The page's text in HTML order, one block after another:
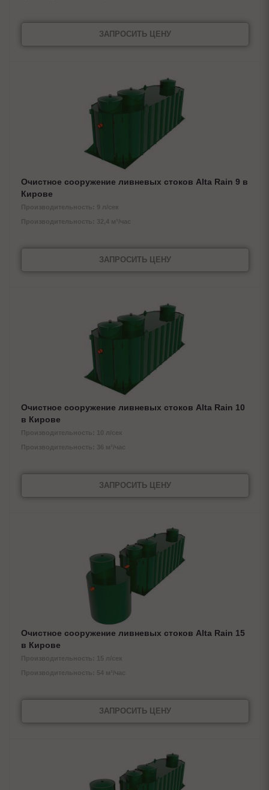
ЗАПРОСИТЬ ЦЕНУ
Очистное сооружение ливневых стоков Alta Rain 9 в
Кирове
Производительность: 9 л/сек
Производительность: 32,4 м³/час
ЗАПРОСИТЬ ЦЕНУ
Очистное сооружение ливневых стоков Alta Rain 10
в Кирове
Производительность: 10 л/сек
Производительность: 36 м³/час
ЗАПРОСИТЬ ЦЕНУ
Очистное сооружение ливневых стоков Alta Rain 15
в Кирове
Производительность: 15 л/сек
Производительность: 54 м³/час
ЗАПРОСИТЬ ЦЕНУ